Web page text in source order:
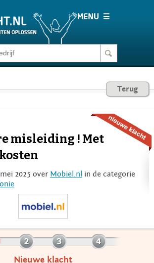
Terug
misleiding ! Met
2025 over Mobiel.nl in de categorie
Nieuwe klacht